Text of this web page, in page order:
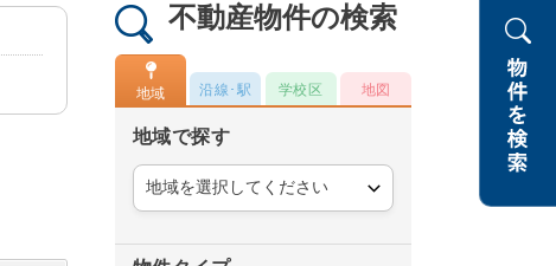
不動産物件の検索
地域 沿線･駅 学校区 地図
地域で探す